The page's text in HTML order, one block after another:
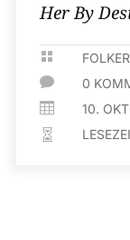
Her By

 0
 10.
